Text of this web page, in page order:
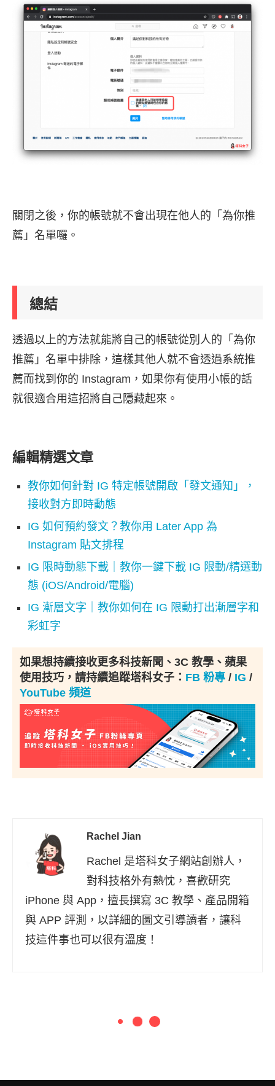
關閉之後，你的帳號就不會出現在他人的「為你推
薦」名單囉。
總結
透過以上的方法就能將自己的帳號從別人的「為你
推薦」名單中排除，這樣其他人就不會透過系統推
薦而找到你的 Instagram，如果你有使用小帳的話
就很適合用這招將自己隱藏起來。
編輯精選文章
教你如何針對 IG 特定帳號開啟「發文通知」，
接收對方即時動態
IG 如何預約發文？教你用 Later App 為
Instagram 貼文排程
IG 限時動態下載｜教你一鍵下載 IG 限動/精選動
態 (iOS/Android/電腦)
IG 漸層文字｜教你如何在 IG 限動打出漸層字和
彩虹字
如果想持續接收更多科技新聞、3C 教學、蘋果
使用技巧，請持續追蹤塔科女子： FB 粉專 / IG /
YouTube 頻道
Rachel Jian
Rachel 是塔科女子網站創辦人，
對科技格外有熱忱，喜歡研究
iPhone 與 App，擅長撰寫 3C 教學、產品開箱
與 APP 評測，以詳細的圖文引導讀者，讓科
技這件事也可以很有溫度！